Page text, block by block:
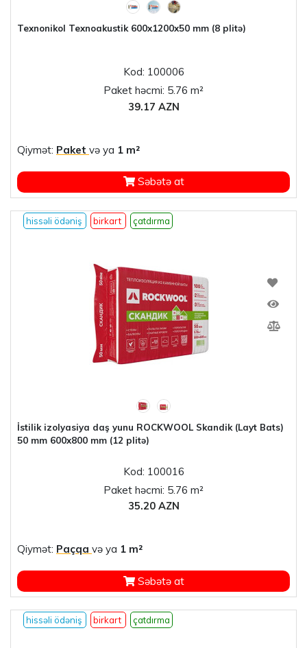
Texnonikol Texnoakustik 600x1200x50 mm (8 plitə)
Kod: 100006
Paket həcmi: 5.76 m²
39.17 AZN
Qiymət: Paket və ya 1 m²
Səbətə at
hissəli ödəniş birkart çatdırma
İstilik izolyasiya daş yunu ROCKWOOL Skandik (Layt Bats)
50 mm 600x800 mm (12 plitə)
Kod: 100016
Paket həcmi: 5.76 m²
35.20 AZN
Qiymət: Paçqa və ya 1 m²
Səbətə at
hissəli ödəniş birkart çatdırma